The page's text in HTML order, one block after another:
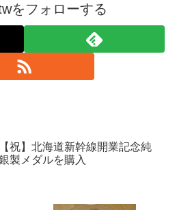
をフォローする
【祝】北海道新幹線開業記念純
製メダルを購入